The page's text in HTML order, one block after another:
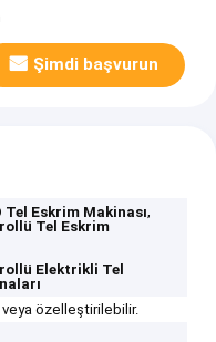
Şimdi başvurun
Eskrim Makinası,
Tel Eskrim
Elektrikli Tel
özelleştirilebilir.